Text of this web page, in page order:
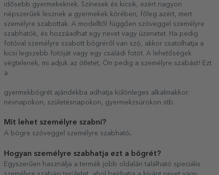
idősebb gyermekeknek. Színesek és kicsik, ezért nagyon
népszerűek lesznek a gyermekek körében, főleg azért, mert
személyre szabottak. A modelltől függően szöveggel személyre
szabhatók, és hozzáadhat egy nevet vagy üzenetet. Ha pedig
fotóval személyre szabott bögréről van szó, akkor csatolhatja a
kicsi legszebb fotóját vagy egy családi fotót. A lehetőségek
végtelenek, mi adjuk az ötletet, Ön pedig a személyre szabást! Ezt
a
gyermekbögrét ajándékba adhatja különleges alkalmakkor:
névnapokon, születésnapokon, gyermekzsúrokon stb.
Mit lehet személyre szabni?
A bögre szöveggel személyre szabható.
Hogyan személyre szabhatja ezt a bögrét?
Egyszerűen használja a termék jobb oldalán található speciális